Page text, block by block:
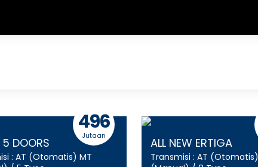
496
Jutaan
DOORS
:AT (Otomatis) MT
ALL NEW ERTIGA
Transmisi : AT (Otomatis)